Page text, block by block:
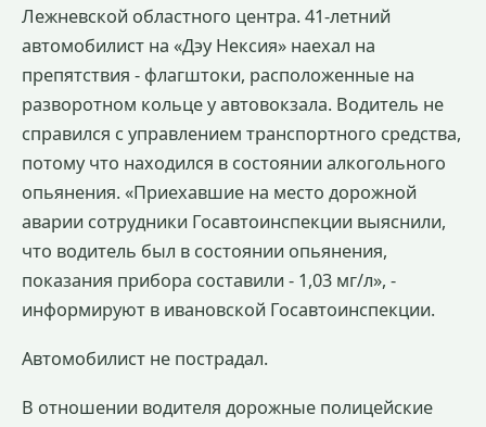
Лежневской областного центра. 41-летний
автомобилист на «Дэу Нексия» наехал на
препятствия - флагштоки, расположенные на
разворотном кольце у автовокзала. Водитель не
справился с управлением транспортного средства,
потому что находился в состоянии алкогольного
опьянения. «Приехавшие на место дорожной
аварии сотрудники Госавтоинспекции выяснили,
что водитель был в состоянии опьянения,
показания прибора составили - 1,03 мг/л», -
информируют в ивановской Госавтоинспекции.
Автомобилист не пострадал.
В отношении водителя дорожные полицейские